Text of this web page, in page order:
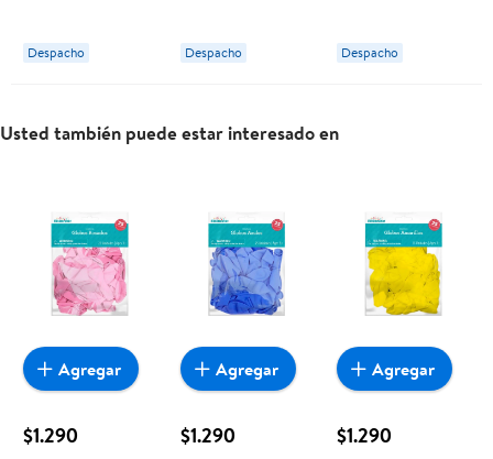
Litros Passol
Despacho
Passol
Despacho Despacho
Usted también puede estar interesado en
$1.290
Agregar
$1.290
Agregar
$1.290
Agregar